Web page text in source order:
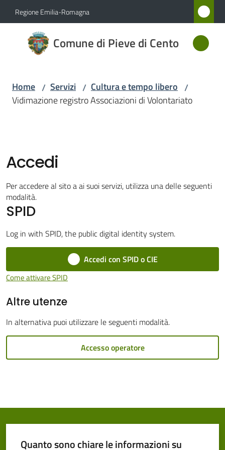
Vai al contenuto
Vai alla navigazione
Vai al footer
Regione Emilia-Romagna
Comune di Pieve di Cento
Comune
di Pieve
Amministrazione
Servizi
Menu selezionato
Vivere
Pieve
Cento
Amministrazione
gli
Home / Servizi / Cultura e tempo libero /
Vidimazione registro Associazioni di Volontariato
Accedi
Per accedere al sito a ai suoi servizi, utilizza una delle seguenti
modalità.
SPID
Log in with SPID, the public digital identity system.
Accedi con SPID o CIE
Come attivare SPID
Altre utenze
In alternativa puoi utilizzare le seguenti modalità.
Accesso operatore
Quanto sono chiare le informazioni su